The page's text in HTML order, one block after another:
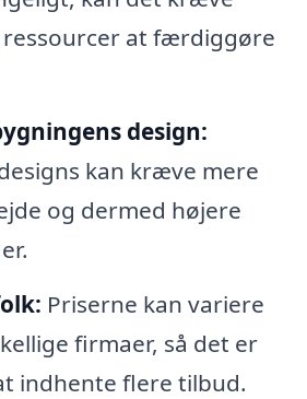
at færdiggøre
design:
kan kræve mere
og dermed højere
Priserne kan variere
firmaer, så det er
indhente flere tilbud.